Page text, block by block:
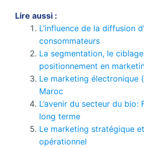
Lire aussi :
L’influence de la diffusion
consommateurs
La segmentation, le
positionnement en
Le marketing électronique
Maroc
L’avenir du secteur du bio:
long terme
Le marketing stratégique
opérationnel